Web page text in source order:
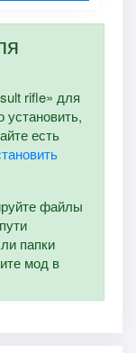
rifle» для
установить,
есть
файлы
папки
мод в